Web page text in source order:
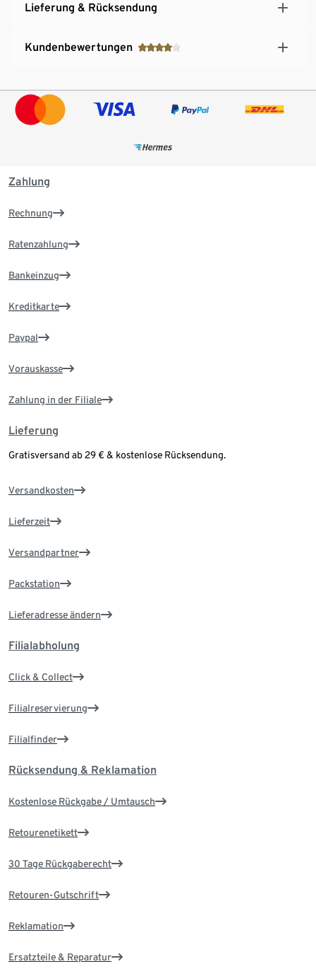
Lieferung & Rücksendung
Kundenbewertungen
Zahlung
Rechnung
Ratenzahlung
Bankeinzug
Kreditkarte
Paypal
Vorauskasse
Zahlung in der Filiale
Lieferung
Gratisversand ab 29 € & kostenlose Rücksendung.
Versandkosten
Lieferzeit
Versandpartner
Packstation
Lieferadresse ändern
Filialabholung
Click & Collect
Filialreservierung
Filialfinder
Rücksendung & Reklamation
Kostenlose Rückgabe / Umtausch
Retourenetikett
30 Tage Rückgaberecht
Retouren-Gutschrift
Reklamation
Ersatzteile & Reparatur